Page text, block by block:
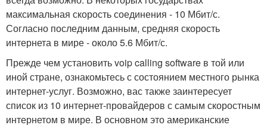
максимальная скорость соединения - 10 Мбит/с.
Согласно последним данным, средняя скорость
интернета в мире - около 5.6 Мбит/с.
Прежде чем установить voip calling software в той или
иной стране, ознакомьтесь с состоянием местного рынка
интернет-услуг. Возможно, вас также заинтересует
список из 10 интернет-провайдеров с самым скоростным
интернетом в мире. В основном это американские